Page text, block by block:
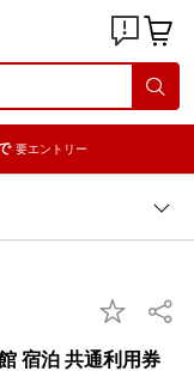
要エントリー
宿泊 共通利用券